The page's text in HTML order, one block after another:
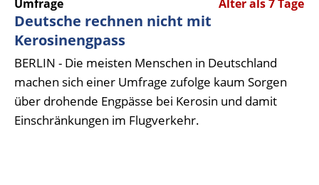
Umfrage Älter als 7 Tage
Deutsche rechnen nicht mit
Kerosinengpass
BERLIN - Die meisten Menschen in Deutschland
machen sich einer Umfrage zufolge kaum Sorgen
über drohende Engpässe bei Kerosin und damit
Einschränkungen im Flugverkehr.